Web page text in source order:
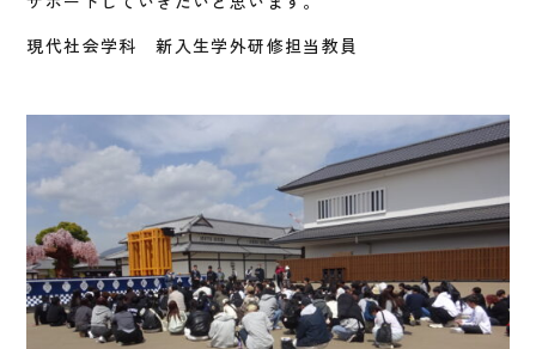
現代社会学科 新入生学外研修担当教員